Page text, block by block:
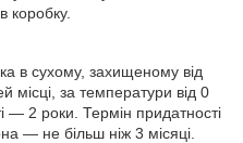
коробку.
в сухому, захищеному від
місці, за температури від 0
— 2 роки. Термін придатності
— не більш ніж 3 місяці.